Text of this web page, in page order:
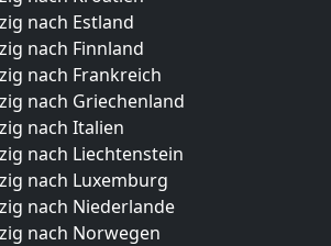
nach Estland
nach Finnland
nach Frankreich
nach Griechenland
nach Italien
nach Liechtenstein
nach Luxemburg
nach Niederlande
nach Norwegen